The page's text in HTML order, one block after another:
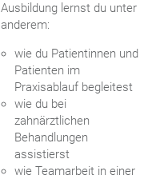
Ausbildung lernst du unter
anderem:
wie du Patientinnen und
Patienten im
Praxisablauf begleitest
wie du bei
zahnärztlichen
Behandlungen
assistierst
wie Teamarbeit in einer